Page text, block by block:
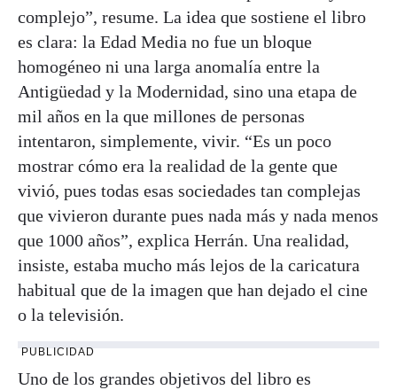
complejo”, resume. La idea que sostiene el libro
es clara: la Edad Media no fue un bloque
homogéneo ni una larga anomalía entre la
Antigüedad y la Modernidad, sino una etapa de
mil años en la que millones de personas
intentaron, simplemente, vivir. “Es un poco
mostrar cómo era la realidad de la gente que
vivió, pues todas esas sociedades tan complejas
que vivieron durante pues nada más y nada menos
que 1000 años”, explica Herrán. Una realidad,
insiste, estaba mucho más lejos de la caricatura
habitual que de la imagen que han dejado el cine
o la televisión.
PUBLICIDAD
Uno de los grandes objetivos del libro es